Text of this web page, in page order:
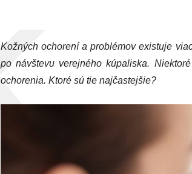
Kožných ochorení a problémov existuje
po návštevu verejného kúpaliska.
ochorenia. Ktoré sú tie najčastejšie?